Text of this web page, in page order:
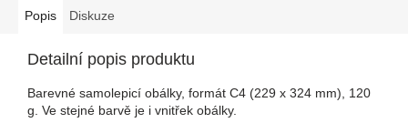
Popis Diskuze
Detailní popis produktu
Barevné samolepicí obálky, formát C4 (229 x 324 mm), 120
g. Ve stejné barvě je i vnitřek obálky.